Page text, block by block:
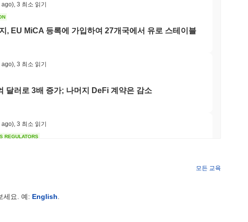
한 기능을 활용합니다. 생태계는 ZKL 사용을 촉진하는 다양한 지갑과 브
향상시킵니다. 전반적으로 zkLink은 사용자, 보유자 및 개발자가 생태계
니다.
입니다. 2023년 9월 현재, 이 프로젝트는 확장성과 상호운용성 기능을
은 현재 거래 효율성과 프라이버시를 개선하기 위해 제로 지식 증명 기
거래 플랫폼에서 존재감을 유지하고 있어 지속적인 시장 활동과 사용자
파트너십을 구축하여 기술을 더 넓은 블록체인 생태계에 통합하고 있습
의 유용성과 관련성을 보여줍니다. 더욱이, zkLink은 최근 제안 및 커
성 거버넌스 모델을 유지하고 있습니다. 이러한 지표들은 zkLink이 블
, 특히 프라이버시 중심의 확장 가능한 솔루션의 맥락에서 그렇습니다.
을 목표로 합니다. 검증자 및 유동성 제공자와 같은 2차 참가자는 스테
양한 사용 사례를 지원하여 전반적인 사용자 경험을 향상시키고 생태계
ago) 3 최소 읽기
, EU MiCA 등록에 가입하여 27개국에서 유로 스테이블
ago) 3 최소 읽기
달러로 3배 증가; 나머지 DeFi 계약은 감소
ago) 3 최소 읽기
REGULATORS
모든 교육
세요. 예: English